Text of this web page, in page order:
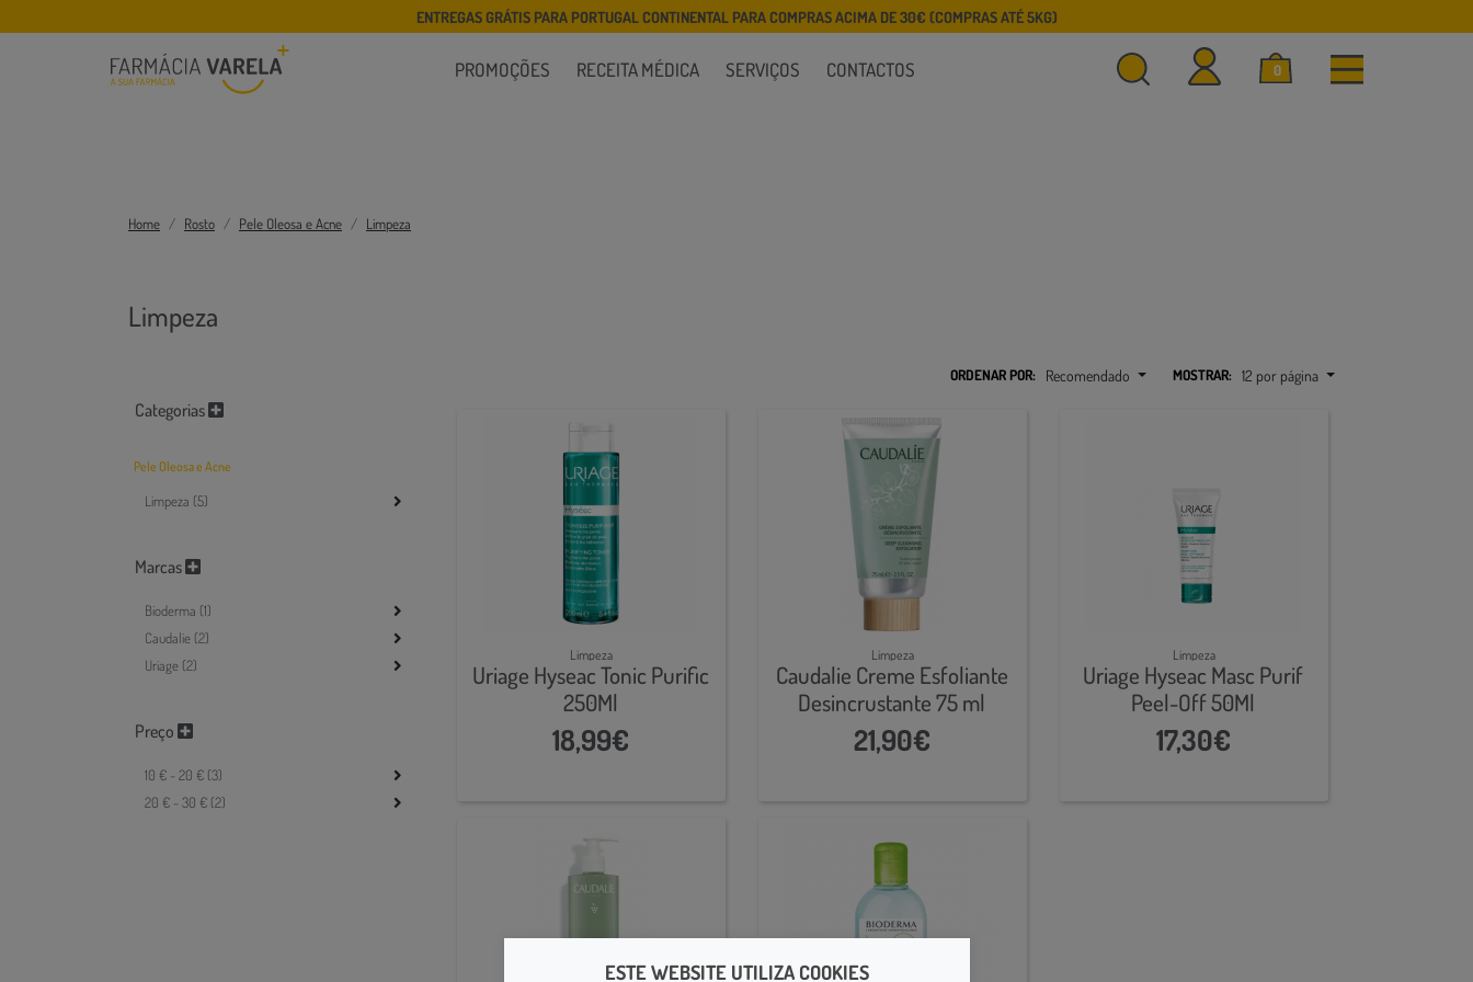
ENTREGAS GRÁTIS PARA PORTUGAL CONTINENTAL PARA COMPRAS ACIMA DE 30€ (COMPRAS ATÉ 5KG)
PROMOÇÕES RECEITA MÉDICA SERVIÇOS CONTACTOS 0
Home Rosto Pele Oleosa e Acne Limpeza
Limpeza
Categorias
Pele Oleosa e Acne
Limpeza (5)
Marcas
Bioderma (1)
Caudalie (2)
Uriage (2)
Preço
10 € - 20 € (3)
20 € - 30 € (2)
ORDENAR POR: Recomendado MOSTRAR: 12 por página
Limpeza
Uriage Hyseac Tonic Purific
250Ml
18,99€
Limpeza
Caudalie Creme Esfoliante
Desincrustante 75 ml
21,90€
Limpeza
Uriage Hyseac Masc Purif
Peel-Off 50Ml
17,30€
ESTE WEBSITE UTILIZA COOKIES